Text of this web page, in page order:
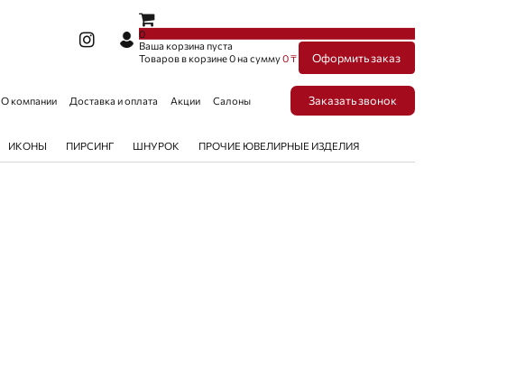
0
Ваша корзина пуста
Товаров в корзине0на сумму0 ₸ Оформить заказ
О компании Доставка и оплата Акции Салоны Заказать звонок
ИКОНЫ ПИРСИНГ ШНУРОК ПРОЧИЕ ЮВЕЛИРНЫЕ ИЗДЕЛИЯ